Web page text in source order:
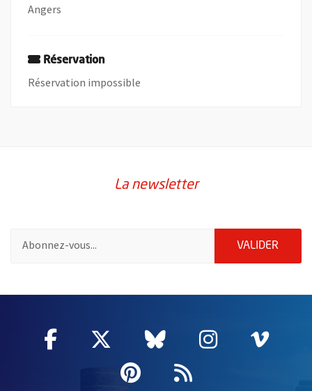
Angers
Réservation
Réservation impossible
La newsletter
VALIDER
Facebook
, Ouvre une nouvelle fenêtre
Twitter
, Ouvre une nouvelle
Bluesky
, Ouvre une
Instagram
, Ouvre
,
Pinterest
, Ouvre une
Flux RSS